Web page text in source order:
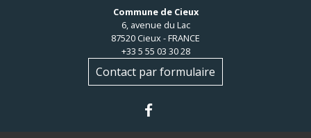
Commune de Cieux
6, avenue du Lac
87520 Cieux - FRANCE
+33 5 55 03 30 28
Contact par formulaire